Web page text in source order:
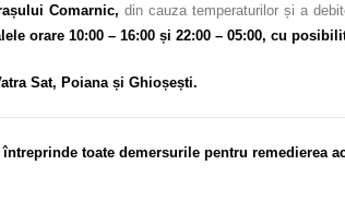
Comarnic,din cauza temperaturilor și a
orare 10:00 – 16:00 și 22:00 – 05:00, cu
Sat, Poiana și Ghioșești.
toate demersurile pentru remedierea